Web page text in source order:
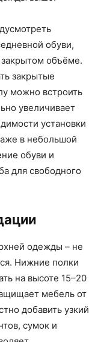
обуви,
объёме.
закрытые
можно встроить
увеличивает
установки
в небольшой
обуви и
для свободного
одежды – не
Нижние полки
на высоте 15–20
мебель от
добавить узкий
сумок и